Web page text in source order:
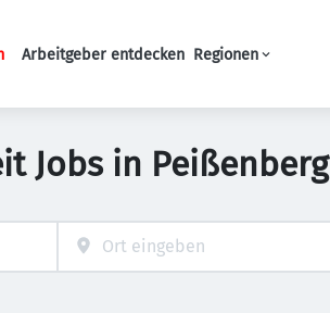
Haupt-Navigation
Arbeitgeber entdecken Regionen
Jobs in Peißenberg